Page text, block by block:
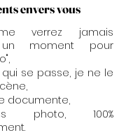
envers vous
verrez jamais
un moment pour
se passe, je ne le
documente,
photo, 100%